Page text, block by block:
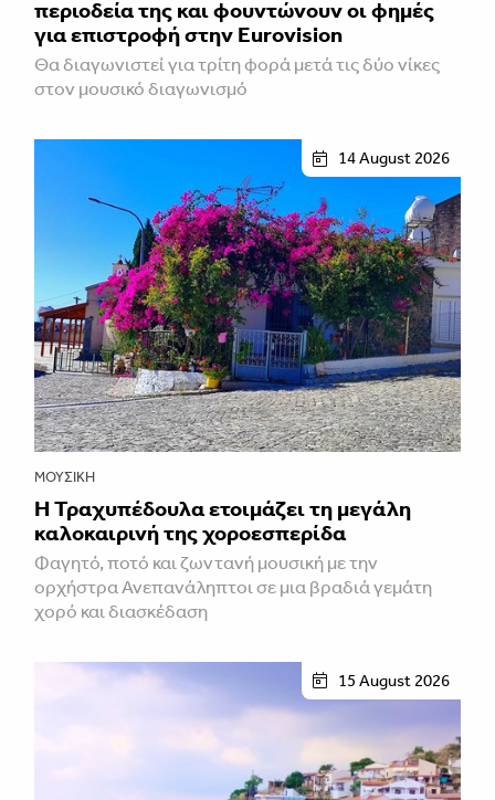
περιοδεία της και φουντώνουν οι φημές
για επιστροφή στην Eurovision
Θα διαγωνιστεί για τρίτη φορά μετά τις δύο νίκες
στον μουσικό διαγωνισμό
14 August 2026
ΜΟΥΣΙΚΉ
Η Τραχυπέδουλα ετοιμάζει τη μεγάλη
καλοκαιρινή της χοροεσπερίδα
Φαγητό, ποτό και ζωντανή μουσική με την
ορχήστρα Ανεπανάληπτοι σε μια βραδιά γεμάτη
χορό και διασκέδαση
15 August 2026